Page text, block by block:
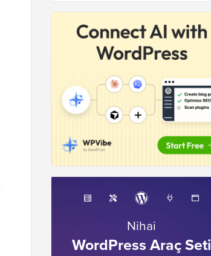
Nihai
WordPress Araç Seti